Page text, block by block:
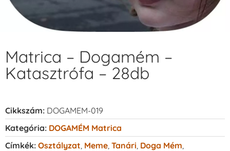
Matrica – Dogamém –
Katasztrófa – 28db
Cikkszám: DOGAMEM-019
Kategória: DOGAMÉM Matrica
Címkék: Osztályzat Meme Tanári Doga Mém